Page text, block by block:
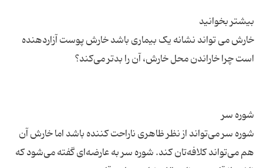
خارش می تواند نشانه یک بیماری باشد خارش پوست آزاردهنده
شوره سر می‌تواند از نظر ظاهری ناراحت کننده باشد اما خارش آن
هم می‌تواند کلافه‌تان کند. شوره سر به عارضه‌ای گفته می‌شود که